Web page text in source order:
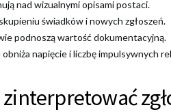
nad wizualnymi opisami postaci.
świadków i nowych zgłoszeń.
podnoszą wartość dokumentacyjną.
napięcie i liczbę impulsywnych